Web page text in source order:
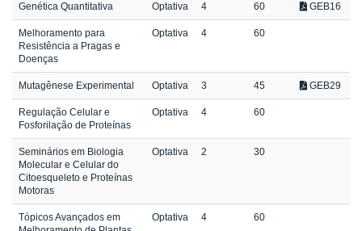
Genética Quantitativa Optativa 4 60 GEB16
Melhoramento para
Resistência a Pragas e
Doenças
Optativa 4 60
Mutagênese Experimental Optativa 3 45 GEB29
Regulação Celular e
Fosforilação de Proteínas
Optativa 4 60
Seminários em Biologia
Molecular e Celular do
Citoesqueleto e Proteínas
Motoras
Optativa 2 30
Tópicos Avançados em
Optativa 4 60